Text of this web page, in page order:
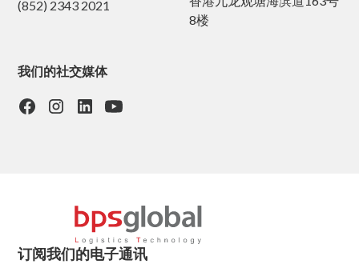
(852) 2343 2021
8楼
我们的社交媒体
订阅我们的电子通讯